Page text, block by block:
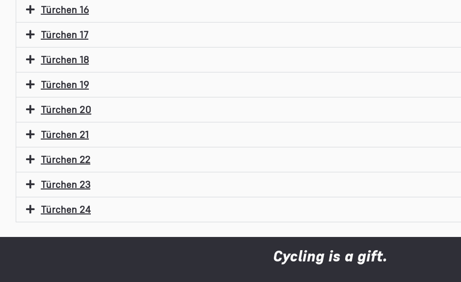
Türchen 16
Türchen 17
Türchen 18
Türchen 19
Türchen 20
Türchen 21
Türchen 22
Türchen 23
Türchen 24
Cycling is a gift.